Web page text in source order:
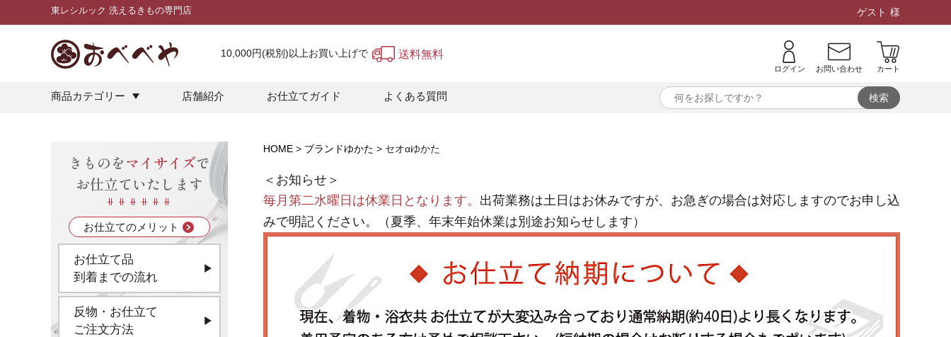
東レシルック 洗えるきもの専門店 ゲスト 様
10,000円(税別)以上お買い上げで 送料無料
ログイン お問い合わせ カート
商品カテゴリー 店舗紹介 お仕立てガイド よくある質問
きものをマイサイズで
お仕立ていたします
お仕立てのメリット
お仕立て品
到着までの流れ
反物・お仕立て
ご注文方法
HOME ブランドゆかた セオαゆかた
＜お知らせ＞
毎月第二水曜日は休業日となります。 出荷業務は土日はお休みですが、お急ぎの場合は対応しますのでお申し込
みで明記ください。（夏季、年末年始休業は別途お知らせします）